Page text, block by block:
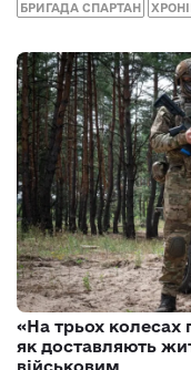
БРИГАДА СПАРТАН
«На трьох колесах
як доставляють
військовим